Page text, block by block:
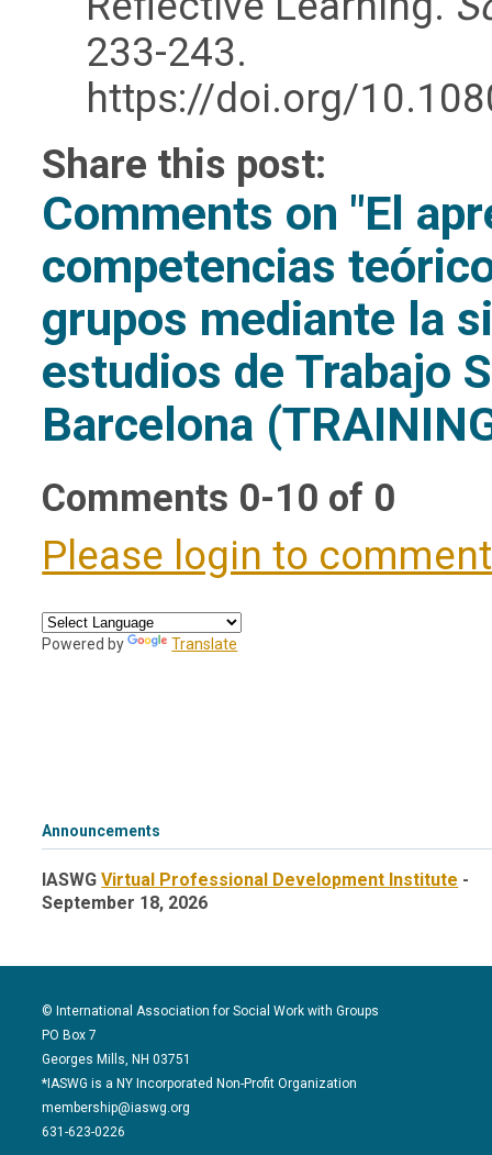
233-243.
https://doi.org/
Share this post:
Comments on "El
competencias
grupos mediante la
estudios de Trabajo
Barcelona
Comments 0-10 of 0
Please login to comment
Powered by Translate
Announcements
IASWGVirtual Professional Development Institute -
September 18, 2026
© International Association for Social Work with Groups
PO Box 7
Georges Mills, NH 03751
*IASWG is a NY Incorporated Non-Profit Organization
membership@iaswg.org
631-623-0226